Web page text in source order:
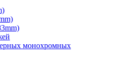
монохромных